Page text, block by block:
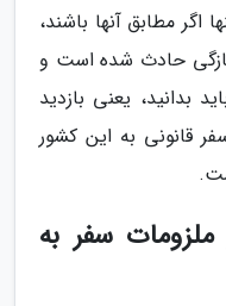
مطابق آنها باشند،
حادث شده است و
بدانید، یعنی بازدید
قانونی به این کشور
ملزومات سفر به